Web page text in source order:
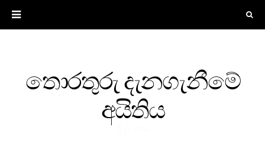
තොරතුරු දැනගැනීමේ
අයිතිය